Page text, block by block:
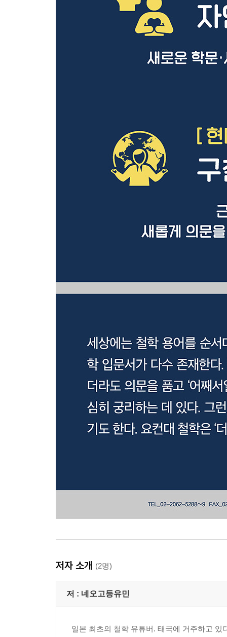
저자 소개 (2명)
저 : 네오고등유민
일본 최초의 철학 유튜버. 태국에 거주하고